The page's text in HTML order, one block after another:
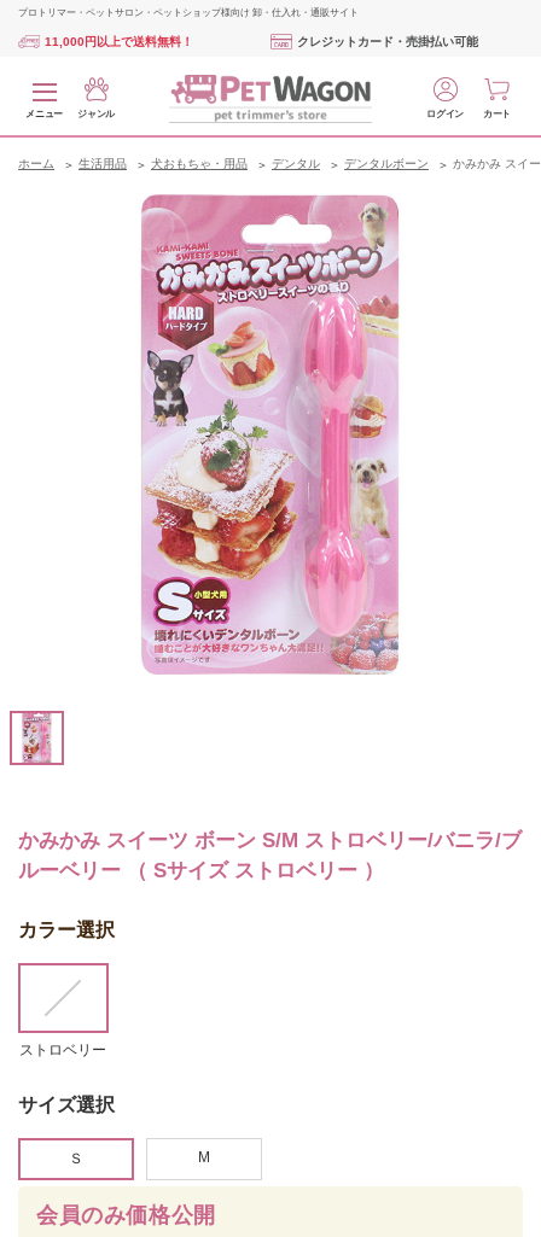
プロトリマー・ペットサロン・ペットショップ様向け 卸・仕入れ・通販サイト
11,000円以上で送料無料！ クレジットカード・売掛払い可能
メニュー ジャンル ログイン カート
ホーム 生活用品 犬おもちゃ・用品 デンタル デンタルボーン かみかみ スイ
かみかみ スイーツ ボーン S/M ストロベリー/バニラ/ブ
ルーベリー （ Sサイズ ストロベリー ）
会員のみ価格公開
カラー選択
ストロベリー
サイズ選択
Ｓ M